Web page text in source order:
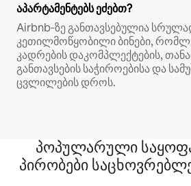
აპარტამენტებს ეძებთ?
Airbnb‑ზე განთავსებულია
კეთილმოწყობილი ბინები,
კადრების დაკომპლექტების,
განთავსების საჭიროებისა და
ცვლილების დროს.
პოპულარული
პირობები